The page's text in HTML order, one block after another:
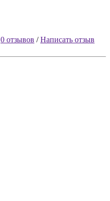
0 отзывов /Написать отзыв